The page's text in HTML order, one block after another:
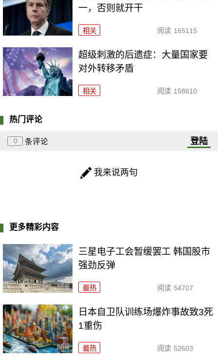
一，否则就开干
相关 阅读 165115
超级刺激的后遗症：大量国家要
对外转移矛盾
相关 阅读 158610
热门评论
0 条评论 登陆
我来说两句
更多精彩内容
三星电子工会暂缓罢工 韩国股市
强劲反弹
最热 阅读 54707
日本自卫队训练场爆炸事故致3死
1重伤
最热 阅读 52603